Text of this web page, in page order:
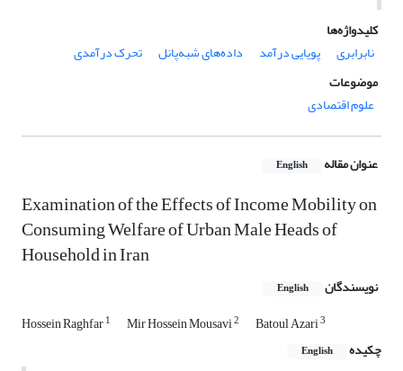
کلیدواژه‌ها
نابرابری
پویایی درآمد داده‌های شبه‌پانل
تحرک درآمدی
موضوعات
علوم اقتصادی
عنوان مقاله English
Examination of the Effects of Income Mobility on
Consuming Welfare of Urban Male Heads of
Household in Iran
نویسندگان English
Hossein Raghfar1 Mir Hossein Mousavi2 Batoul Azari3
چکیده English